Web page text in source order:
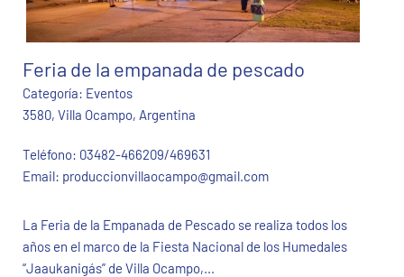
Feria de la empanada de pescado
Categoría: Eventos
3580, Villa Ocampo, Argentina
Teléfono: 03482-466209/469631
Email: produccionvillaocampo@gmail.com
La Feria de la Empanada de Pescado se realiza todos los
años en el marco de la Fiesta Nacional de los Humedales
“Jaaukanigás” de Villa Ocampo,...